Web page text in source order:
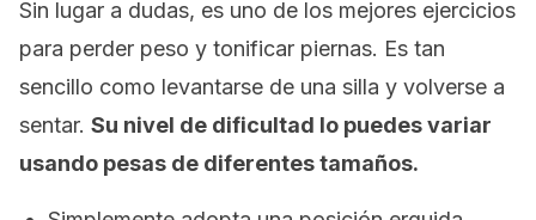
Sin lugar a dudas, es uno de los mejores ejercicios
para perder peso y tonificar piernas. Es tan
sencillo como levantarse de una silla y volverse a
sentar. Su nivel de dificultad lo puedes variar
usando pesas de diferentes tamaños.